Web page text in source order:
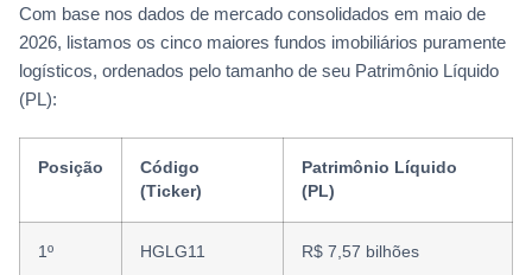
Com base nos dados de mercado consolidados em maio de
2026, listamos os cinco maiores fundos imobiliários puramente
logísticos, ordenados pelo tamanho de seu Patrimônio Líquido
(PL):
Posição
Código
(Ticker)
Patrimônio Líquido
(PL)
1º HGLG11 R$ 7,57 bilhões